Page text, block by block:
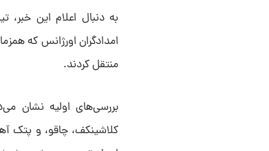
به دنبال اعلام این خبر،
منتقل کردند.
بررسی‌های اولیه نشان
کلاشینکف، چاقو، و پتک